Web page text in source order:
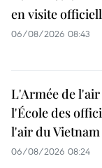
en visite
06/08/2026 08:43
L'Armée de
l'École des
l'air du Vietnam
06/08/2026 08:24